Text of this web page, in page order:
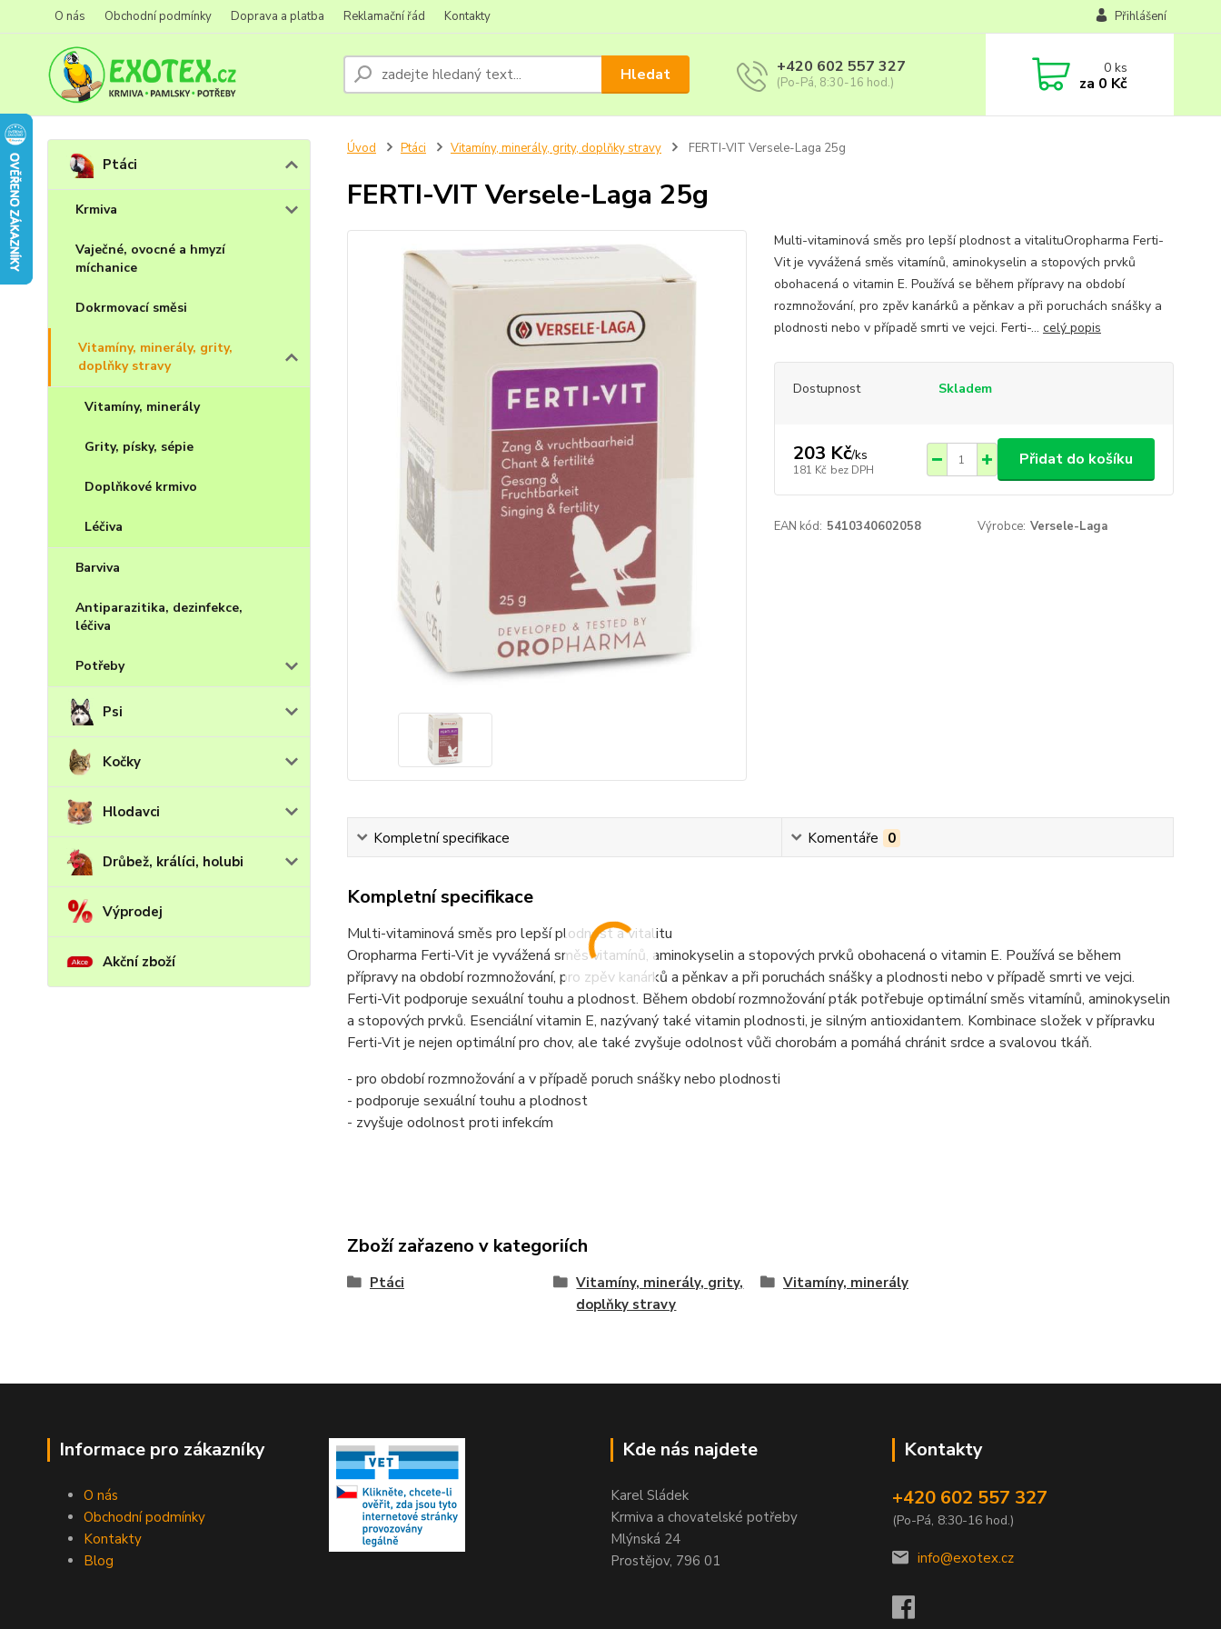
O nás Obchodní podmínky Doprava a platba Reklamační řád Kontakty Přihlášení
Hledat +420 602 557 327
(Po-Pá, 8:30-16 hod.)
0ks
za 0 Kč
Ptáci
Krmiva
Vaječné, ovocné a hmyzí
míchanice
Dokrmovací směsi
Vitamíny, minerály, grity,
doplňky stravy
Vitamíny, minerály
Grity, písky, sépie
Doplňkové krmivo
Léčiva
Barviva
Antiparazitika, dezinfekce,
léčiva
Potřeby
Psi
Kočky
Hlodavci
Drůbež, králíci, holubi
Výprodej
Akční zboží
Úvod Ptáci Vitamíny, minerály, grity, doplňky stravy FERTI-VIT Versele-Laga 25g
FERTI-VIT Versele-Laga 25g
Multi-vitaminová směs pro lepší plodnost a vitalituOropharma Ferti-
Vit je vyvážená směs vitamínů, aminokyselin a stopových prvků
obohacená o vitamin E. Používá se během přípravy na období
rozmnožování, pro zpěv kanárků a pěnkav a při poruchách snášky a
plodnosti nebo v případě smrti ve vejci. Ferti-... celý popis
Dostupnost Skladem
203 Kč/ks
181 Kč bez DPH
Přidat do košíku
EAN kód: 5410340602058 Výrobce: Versele-Laga
Kompletní specifikace Komentáře 0
Kompletní specifikace
Multi-vitaminová směs pro lepší plodnost a vitalitu
Oropharma Ferti-Vit je vyvážená směs vitamínů, aminokyselin a stopových prvků obohacená o vitamin E. Používá se během
přípravy na období rozmnožování, pro zpěv kanárků a pěnkav a při poruchách snášky a plodnosti nebo v případě smrti ve vejci.
Ferti-Vit podporuje sexuální touhu a plodnost. Během období rozmnožování pták potřebuje optimální směs vitamínů, aminokyselin
a stopových prvků. Esenciální vitamin E, nazývaný také vitamin plodnosti, je silným antioxidantem. Kombinace složek v přípravku
Ferti-Vit je nejen optimální pro chov, ale také zvyšuje odolnost vůči chorobám a pomáhá chránit srdce a svalovou tkáň.
- pro období rozmnožování a v případě poruch snášky nebo plodnosti
- podporuje sexuální touhu a plodnost
- zvyšuje odolnost proti infekcím
Zboží zařazeno v kategoriích
Ptáci
Vitamíny, minerály, grity,
doplňky stravy
Vitamíny, minerály
Informace pro zákazníky
O nás
Obchodní podmínky
Kontakty
Blog
Kde nás najdete
Karel Sládek
Krmiva a chovatelské potřeby
Mlýnská 24
Prostějov, 796 01
Kontakty
+420 602 557 327
(Po-Pá, 8:30-16 hod.)
info@exotex.cz